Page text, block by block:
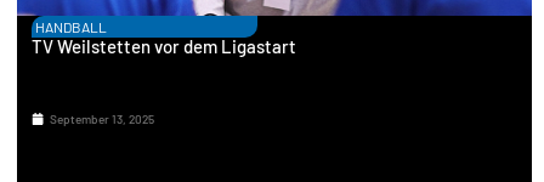
HANDBALL
TV Weilstetten vor dem Ligastart
September 13, 2025